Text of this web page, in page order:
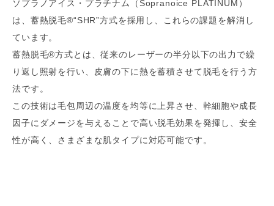
ソプラノアイス・プラチナム（Sopranoice PLATINUM）
は、蓄熱脱毛®“SHR”方式を採用し、これらの課題を解消し
ています。
蓄熱脱毛®方式とは、従来のレーザーの半分以下の出力で繰
り返し照射を行い、皮膚の下に熱を蓄積させて脱毛を行う方
法です。
この技術は毛包周辺の温度を均等に上昇させ、幹細胞や成長
因子にダメージを与えることで高い脱毛効果を発揮し、安全
性が高く、さまざまな肌タイプに対応可能です。